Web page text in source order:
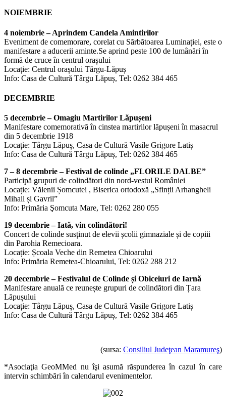
NOIEMBRIE
4 noiembrie – Aprindem Candela Amintirilor
Eveniment de comemorare, corelat cu Sărbătoarea Luminației, este o
manifestare a aducerii aminte.Se aprind peste 100 de lumânări în
formă de cruce în centrul orașului
Locație: Centrul orașului Târgu-Lăpuș
Info: Casa de Cultură Târgu Lăpuș, Tel: 0262 384 465
DECEMBRIE
5 decembrie – Omagiu Martirilor Lăpușeni
Manifestare comemorativă în cinstea martirilor lăpușeni în masacrul
din 5 decembrie 1918
Locație: Târgu Lăpuș, Casa de Cultură Vasile Grigore Latiș
Info: Casa de Cultură Târgu Lăpuș, Tel: 0262 384 465
7 – 8 decembrie – Festival de colinde „FLORILE DALBE”
Participă grupuri de colindători din nord-vestul României
Locație: Vălenii Șomcutei , Biserica ortodoxă „Sfinții Arhangheli
Mihail și Gavril”
Info: Primăria Şomcuta Mare, Tel: 0262 280 055
19 decembrie – Iată, vin colindători!
Concert de colinde susținut de elevii școlii gimnaziale și de copiii
din Parohia Remecioara.
Locație: Școala Veche din Remetea Chioarului
Info: Primăria Remetea-Chioarului, Tel: 0262 288 212
20 decembrie – Festivalul de Colinde și Obiceiuri de Iarnă
Manifestare anuală ce reunește grupuri de colindători din Țara
Lăpușului
Locație: Târgu Lăpuș, Casa de Cultură Vasile Grigore Latiș
Info: Casa de Cultură Târgu Lăpuș, Tel: 0262 384 465
(sursa: Consiliul Judeţean Maramureş)
*Asociaţia GeoMMed nu îşi asumă răspunderea în cazul în care
intervin schimbări în calendarul evenimentelor.